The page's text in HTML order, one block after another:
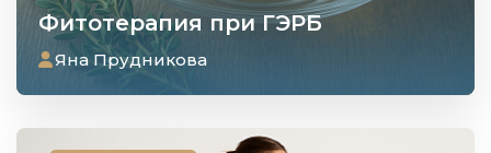
Фитотерапия при ГЭРБ
Яна Прудникова